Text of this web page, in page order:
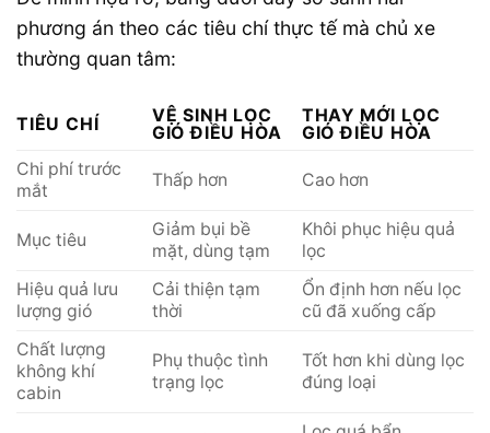
phương án theo các tiêu chí thực tế mà chủ xe
thường quan tâm:
TIÊU CHÍ
VỆ SINH LỌC
GIÓ ĐIỀU HÒA
THAY MỚI LỌC
GIÓ ĐIỀU HÒA
Chi phí trước
mắt
Thấp hơn Cao hơn
Mục tiêu
Giảm bụi bề
mặt, dùng tạm
Khôi phục hiệu quả
lọc
Hiệu quả lưu
lượng gió
Cải thiện tạm
thời
Ổn định hơn nếu lọc
cũ đã xuống cấp
Chất lượng
không khí
cabin
Phụ thuộc tình
trạng lọc
Tốt hơn khi dùng lọc
đúng loại